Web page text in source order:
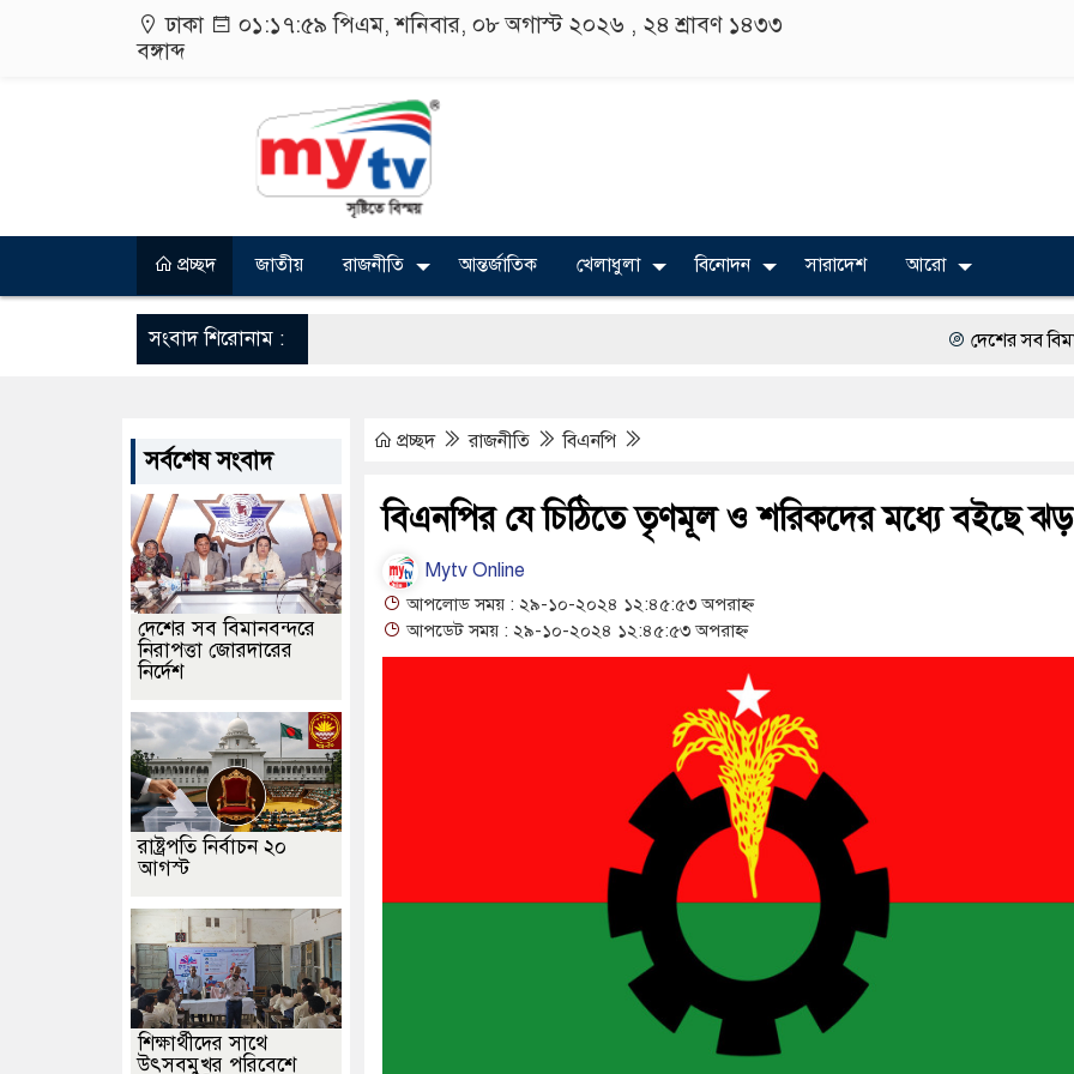
ঢাকা ০১:১৮:০০ পিএম, শনিবার, ০৮ অগাস্ট ২০২৬ , ২৪ শ্রাবণ ১৪৩৩
বঙ্গাব্দ
প্রচ্ছদ জাতীয় রাজনীতি আন্তর্জাতিক খেলাধুলা বিনোদন সারাদেশ আরো
সংবাদ শিরোনাম : দেশের সব বিমানবন্দরে
অত্যাচারের ছবি যেন
সারজিস-পাটোয়ারীসহ
‘স্কুটি নাকি গোল্ড?’
১৫২২ পুলিশ সদস্যকে
সার্ককে আরও গতিশীল
প্রধানমন্ত্রীর সঙ্গে
জামায়াত ফেরেশতাদের
প্রচ্ছদ রাজনীতি বিএনপি
বিএনপির যে চিঠিতে তৃণমূল ও শরিকদের মধ্যে বইছে ঝড়
Mytv Online
আপলোড সময় : ২৯-১০-২০২৪ ১২:৪৫:৫৩ অপরাহ্ন
আপডেট সময় : ২৯-১০-২০২৪ ১২:৪৫:৫৩ অপরাহ্ন
সর্বশেষ সংবাদ
দেশের সব বিমানবন্দরে
নিরাপত্তা জোরদারের
নির্দেশ
রাষ্ট্রপতি নির্বাচন ২০
আগস্ট
শিক্ষার্থীদের সাথে
উৎসবমুখর পরিবেশে